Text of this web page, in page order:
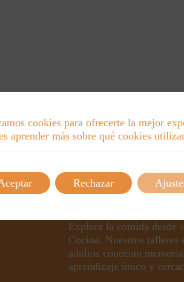
Explora la comida desde
Cocina. Nuestros
adultos conectan
aprendizaje único y
cookies para ofrecerte la mejor
aprender más sobre qué cookies
Rechazar